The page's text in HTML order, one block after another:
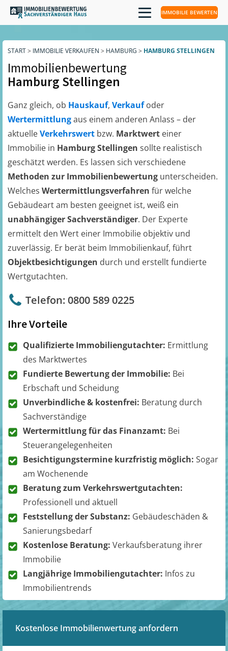
IMMOBILIE BEWERTEN
START> IMMOBILIE VERKAUFEN > HAMBURG > HAMBURG STELLINGEN
Immobilienbewertung
Hamburg Stellingen
Ganz gleich, ob Hauskauf, Verkaufoder
Wertermittlungaus einem anderen Anlass – der
aktuelleVerkehrswert bzw. Marktwert einer
Immobilie in Hamburg Stellingen sollte realistisch
geschätzt werden. Es lassen sich verschiedene
Methoden zur Immobilienbewertung unterscheiden.
Welches Wertermittlungsverfahren für welche
Gebäudeart am besten geeignet ist, weiß ein
unabhängiger Sachverständiger. Der Experte
ermittelt den Wert einer Immobilie objektiv und
zuverlässig. Er berät beim Immobilienkauf, führt
Objektbesichtigungen durch und erstellt fundierte
Wertgutachten.
Telefon: 0800 589 0225
Ihre Vorteile
Qualifizierte Immobiliengutachter: Ermittlung
des Marktwertes
Fundierte Bewertung der Immobilie: Bei
Erbschaft und Scheidung
Unverbindliche & kostenfrei: Beratung durch
Sachverständige
Wertermittlung für das Finanzamt: Bei
Steuerangelegenheiten
Besichtigungstermine kurzfristig möglich: Sogar
am Wochenende
Beratung zum Verkehrswertgutachten:
Professionell und aktuell
Feststellung der Substanz: Gebäudeschäden &
Sanierungsbedarf
Kostenlose Beratung: Verkaufsberatung ihrer
Immobilie
Langjährige Immobiliengutachter: Infos zu
Immobilientrends
Kostenlose Immobilienwertung anfordern